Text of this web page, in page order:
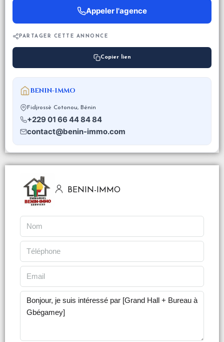
Appeler l'agence
PARTAGER CETTE ANNONCE
Copier lien
BENIN-IMMO
Fidjrossè Cotonou, Bénin
+229 01 66 44 84 84
contact@benin-immo.com
BENIN-IMMO